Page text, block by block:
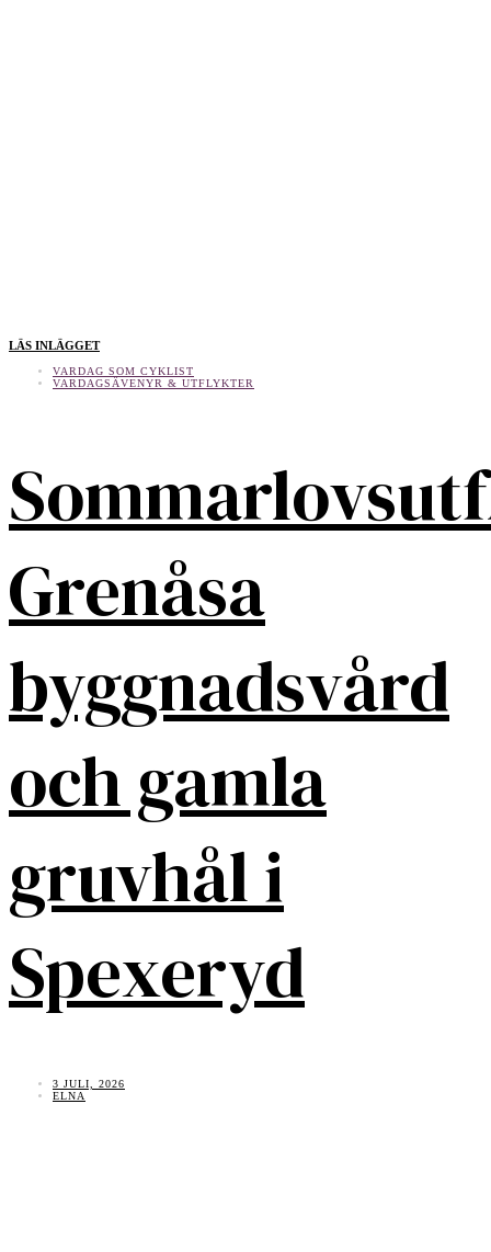
LÄS INLÄGGET
VARDAG SOM CYKLIST
VARDAGSÄVENYR & UTFLYKTER
Grenåsa
byggnadsvård
och gamla
gruvhål i
Spexeryd
3 JULI, 2026
ELNA